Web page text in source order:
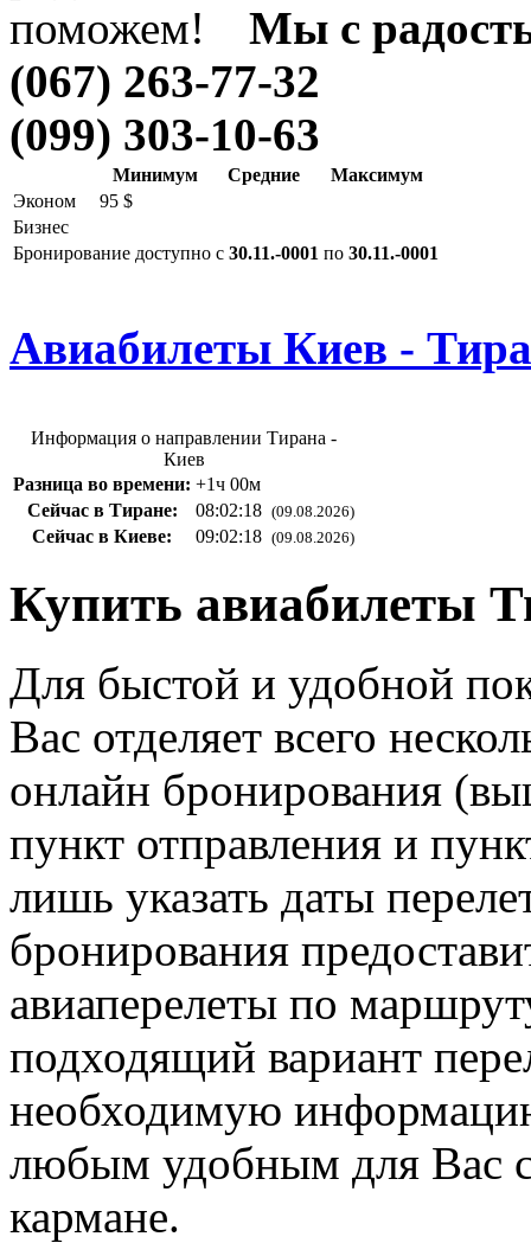
Мы с
(067) 263-77-32
(099) 303-10-63
Минимум Средние
Максимум
Эконом
95 $
Бизнес
Бронирование доступно с 30.11.-0001 по 30.11.-0001
Авиабилеты Киев -
Информация о направлении Тирана -
Киев
Разница во времени: +1ч 00м
Сейчас в Тиране:
08:02:19 (09.08.2026)
Сейчас в Киеве: 09:02:19 (09.08.2026)
Купить авиабилеты
Для быстой и удобной
Вас отделяет всего
онлайн бронирования
пункт отправления и
лишь указать даты
бронирования
авиаперелеты по
подходящий вариант
необходимую
любым удобным для Вас
кармане.